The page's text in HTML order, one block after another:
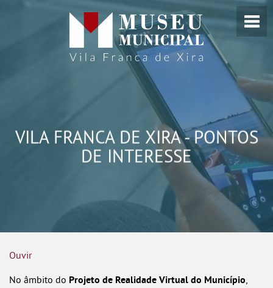
VILA FRANCA DE XIRA - PONTOS
DE INTERESSE
Ouvir
No âmbito do Projeto de Realidade Virtual do Município,